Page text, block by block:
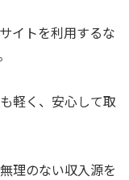
イトを利用するな
軽く、安心して取
理のない収入源を